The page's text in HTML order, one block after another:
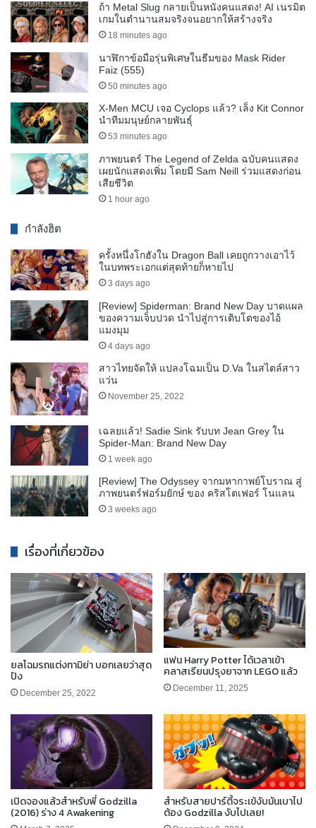
ถ้า Metal Slug กลายเป็นหนังคนแสดง! AI เนรมิต
เกมในตำนานสมจริงจนอยากให้สร้างจริง
18 minutes ago
นาฬิกาข้อมือรุ่นพิเศษในธีมของ Mask Rider
Faiz (555)
50 minutes ago
X-Men MCU เจอ Cyclops แล้ว? เล็ง Kit Connor
นำทีมมนุษย์กลายพันธุ์
53 minutes ago
ภาพยนตร์ The Legend of Zelda ฉบับคนแสดง
เผยนักแสดงเพิ่ม โดยมี Sam Neill ร่วมแสดงก่อน
เสียชีวิต
1 hour ago
กำลังฮิต
ครั้งหนึ่งโกฮังใน Dragon Ball เคยถูกวางเอาไว้
ในบทพระเอกแต่สุดท้ายก็หายไป
3 days ago
[Review] Spiderman: Brand New Day บาดแผล
ของความเจ็บปวด นำไปสู่การเติบโตของไอ้
แมงมุม
4 days ago
สาวไทยจัดให้ แปลงโฉมเป็น D.Va ในสไตล์สาว
แว่น
November 25, 2022
เฉลยแล้ว! Sadie Sink รับบท Jean Grey ใน
Spider-Man: Brand New Day
1 week ago
[Review] The Odyssey จากมหากาพย์โบราณ สู่
ภาพยนตร์ฟอร์มยักษ์ ของ คริสโตเฟอร์ โนแลน
3 weeks ago
เรื่องที่เกี่ยวข้อง
ยลโฉมรถแต่งทามิย่า บอกเลยว่าสุด
ปัง
December 25, 2022
แฟน Harry Potter ได้เวลาเข้า
คลาสเรียนปรุงยาจาก LEGO แล้ว
December 11, 2025
เปิดจองแล้วสำหรับพี่ Godzilla
(2016) ร่าง 4 Awakening
สำหรับสายปาร์ตี้จระเข้งับมันเบาไป
ต้อง Godzilla งับไปเลย!